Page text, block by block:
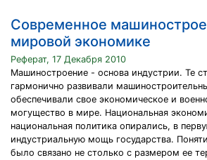
Современное
мировой экономике
Реферат, 17 Декабря 2010
Машиностроение - основа индустрии. Те
гармонично развивали
обеспечивали свое экономическое и
могущество в мире. Национальная
национальная политика опирались, в
индустриальную мощь государства.
было связано не столько с размером ее